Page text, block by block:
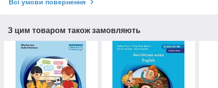
Всі умови повернення
З цим товаром також замовляють